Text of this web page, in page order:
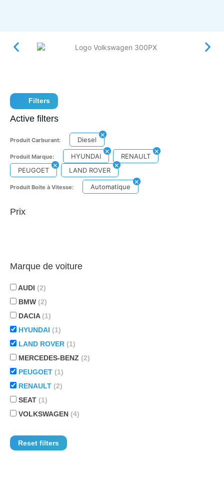
Filters
Active filters
Produit Carburant: Diesel
Produit Marque: HYUNDAI
RENAULT
PEUGOET
LAND ROVER
Produit Boite à Vitesse: Automatique
Prix
Marque de voiture
AUDI (2)
BMW (2)
DACIA (1)
HYUNDAI (1)
LAND ROVER (1)
MERCEDES-BENZ (2)
PEUGOET (1)
RENAULT (2)
SEAT (1)
VOLKSWAGEN (4)
Reset filters